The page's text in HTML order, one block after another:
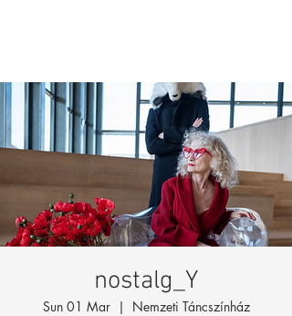
nostalg_Y
Sun 01 Mar
  |
Nemzeti Táncszínház